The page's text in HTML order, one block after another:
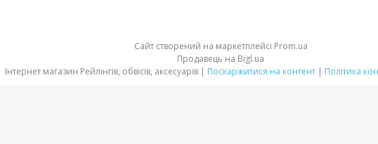
Сайт створений на маркетплейсі Prom.ua
Продавець на Bigl.ua
Поскаржитися на контент Політика